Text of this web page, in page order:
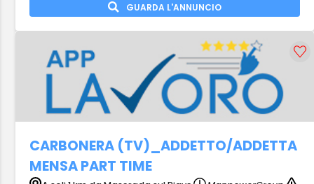
GUARDA L'ANNUNCIO
CARBONERA (TV)_ADDETTO/ADDETTA
MENSA PART TIME